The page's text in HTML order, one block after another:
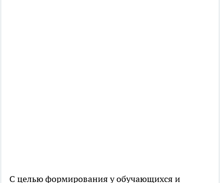
С целью формирования у обучающихся и